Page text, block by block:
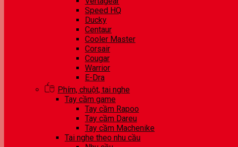
Speed HQ
Ducky
Centaur
Cooler Master
Corsair
Cougar
Warrior
E-Dra
Phím, chuột, tai nghe
Tay cầm game
Tay cầm Rapoo
Tay cầm Dareu
Tay cầm Machenike
Tai nghe theo nhu cầu